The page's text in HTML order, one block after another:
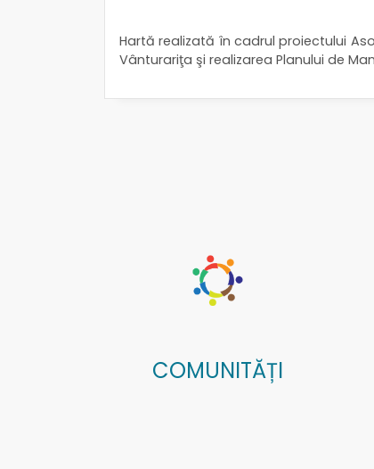
Hartă realizată în cadrul proiectului
Vânturariţa şi realizarea Planului de
COMUNITĂȚI